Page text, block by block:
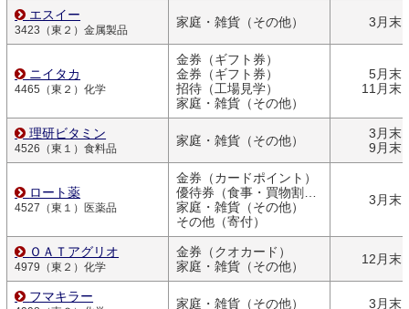
エスイー
3423（東２）金属製品
家庭・雑貨（その他） 3月末
ニイタカ
4465（東２）化学
金券（ギフト券）
金券（ギフト券）
招待（工場見学）
家庭・雑貨（その他）
5月末
11月末
理研ビタミン
4526（東１）食料品
家庭・雑貨（その他）
3月末
9月末
ロート薬
4527（東１）医薬品
金券（カードポイント）
優待券（食事・買物割引券）
家庭・雑貨（その他）
その他（寄付）
3月末
ＯＡＴアグリオ
4979（東２）化学
金券（クオカード）
家庭・雑貨（その他）
12月末
フマキラー 家庭・雑貨（その他） 3月末